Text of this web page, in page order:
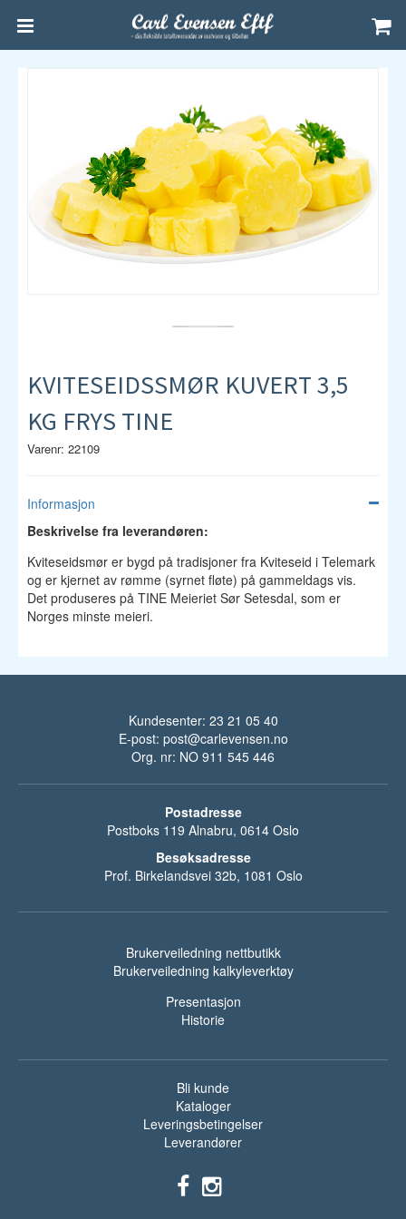
KVITESEIDSSMØR KUVERT 3,5
KG FRYS TINE
Varenr: 22109
Informasjon
Beskrivelse fra leverandøren:
Kviteseidsmør er bygd på tradisjoner fra Kviteseid i Telemark
og er kjernet av rømme (syrnet fløte) på gammeldags vis.
Det produseres på TINE Meieriet Sør Setesdal, som er
Norges minste meieri.
Kundesenter: 23 21 05 40
E-post: post@carlevensen.no
Org. nr: NO 911 545 446
Postadresse
Postboks 119 Alnabru, 0614 Oslo
Besøksadresse
Prof. Birkelandsvei 32b, 1081 Oslo
Brukerveiledning nettbutikk
Brukerveiledning kalkyleverktøy
Presentasjon
Historie
Bli kunde
Kataloger
Leveringsbetingelser
Leverandører